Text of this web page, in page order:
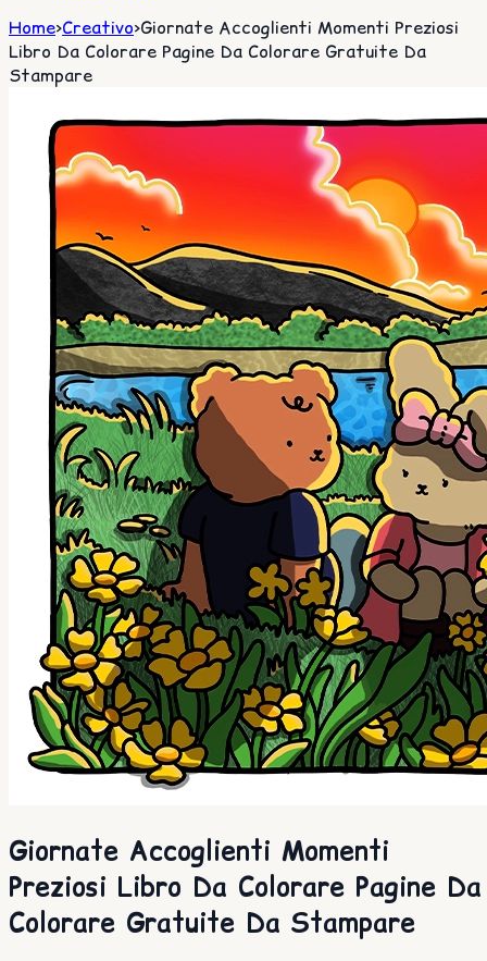
Home>Creativo>Giornate Accoglienti Momenti Preziosi
Libro Da Colorare Pagine Da Colorare Gratuite Da
Stampare
Giornate Accoglienti Momenti
Preziosi Libro Da Colorare Pagine Da
Colorare Gratuite Da Stampare